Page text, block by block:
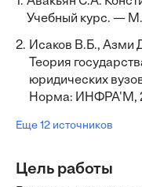
Учебный курс. —
2. Исаков В.Б., Азми
Теория
юридических
Норма: ИНФРА'М,
Еще 12 источников
Цель работы